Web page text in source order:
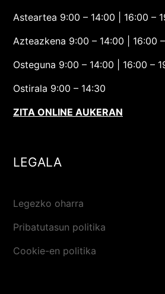
Asteartea 9:00 – 14:00 | 16:00 –
Azteazkena 9:00 – 14:00 | 16:00
Osteguna 9:00 – 14:00 | 16:00 –
Ostirala 9:00 – 14:30
ZITA ONLINE AUKERAN
LEGALA
Legezko oharra
Pribatutasun politika
Cookie-en politika